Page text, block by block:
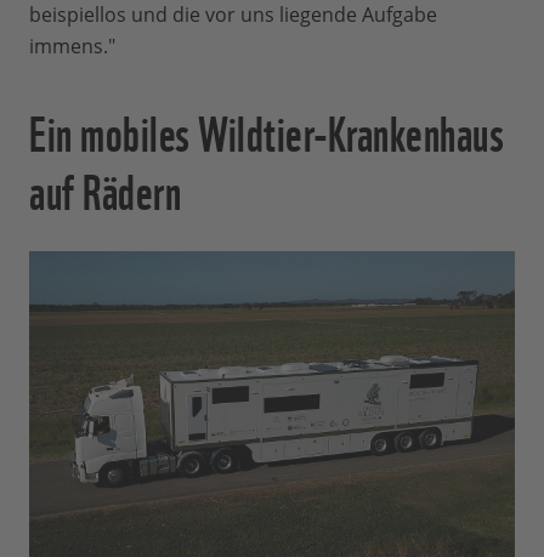
beispiellos und die vor uns liegende Aufgabe
immens."
Ein mobiles Wildtier-Krankenhaus
auf Rädern